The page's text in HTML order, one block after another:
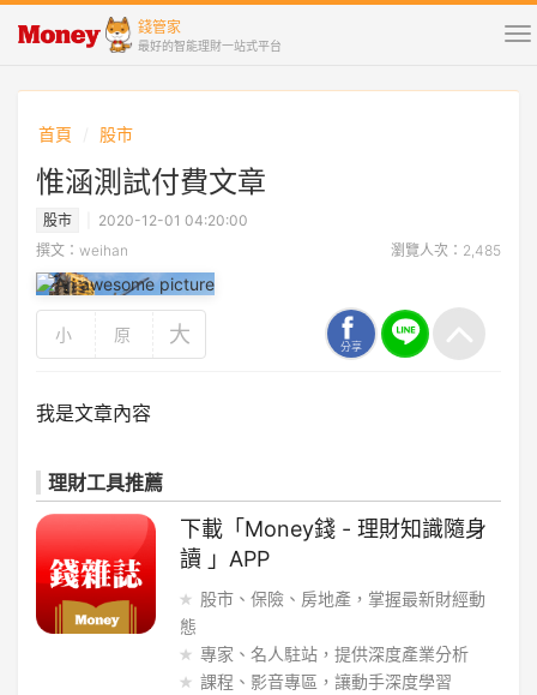
錢管家
最好的智能理財一站式平台
首頁 股市
惟涵測試付費文章
股市
2020-12-01 04:20:00
撰文：weihan
瀏覽人次：2,485
小 原 大 分享
我是文章內容
理財工具推薦
下載「Money錢 - 理財知識隨身
讀 」APP
股市、保險、房地產，掌握最新財經動
態
專家、名人駐站，提供深度產業分析
課程、影音專區，讓動手深度學習